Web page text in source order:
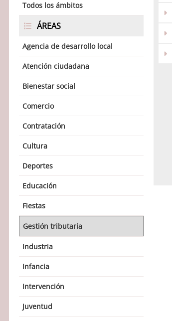
Todos los ámbitos
ÁREAS
Agencia de desarrollo local
Atención ciudadana
Bienestar social
Comercio
Contratación
Cultura
Deportes
Educación
Fiestas
Gestión tributaria
Industria
Infancia
Intervención
Juventud